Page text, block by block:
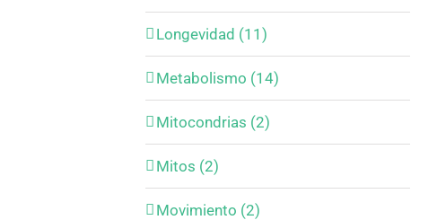
Longevidad (11)
Metabolismo (14)
Mitocondrias (2)
Mitos (2)
Movimiento (2)